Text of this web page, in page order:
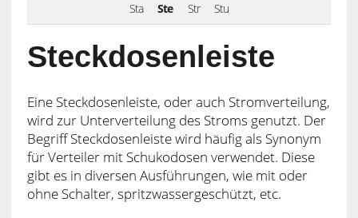
Sta Ste Str Stu
Steckdosenleiste
Eine Steckdosenleiste, oder auch Stromverteilung,
wird zur Unterverteilung des Stroms genutzt. Der
Begriff Steckdosenleiste wird häufig als Synonym
für Verteiler mit Schukodosen verwendet. Diese
gibt es in diversen Ausführungen, wie mit oder
ohne Schalter, spritzwassergeschützt, etc.